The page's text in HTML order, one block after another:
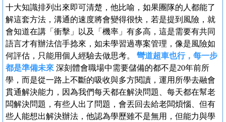
十大知識排列出來即可清楚，他比喻，如果團隊的人都能了
解這套方法，溝通的速度將會變得很快，若是提到風險，就
會知道在講「衝擊」以及「機率」有多高，這是需要有共同
語言才有辦法信手捻來，如未學習過專案管理，像是風險如
何評估，只能用個人經驗去做思考。 彎道超車也行，每一步
都是準備未來 深刻體會職場中需要儲備的都不是20年前所
學，而是從一路上不斷的吸收與多方閱讀，運用所學去融會
貫通解決能力，因為我們每天都在解決問題、每天都在幫老
闆解決問題，有些人出了問題，會丟回去給老闆煩惱、但有
些人能想出解決辦法，他認為學歷雖不是無用，但能力與學